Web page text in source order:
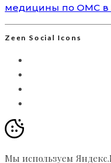
медицины по ОМС в
Zeen Social Icons
Мы используем